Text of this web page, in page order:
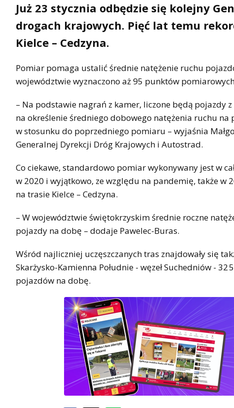
Już 23 stycznia odbędzie się kolejny
drogach krajowych. Pięć lat temu
Kielce – Cedzyna.
Pomiar pomaga ustalić średnie natężenie ruchu
województwie wyznaczono aż 95 punktów
– Na podstawie nagrań z kamer, liczone będą pojazdy
na określenie średniego dobowego natężenia ruchu
w stosunku do poprzedniego pomiaru – wyjaśnia
Generalnej Dyrekcji Dróg Krajowych i Autostrad.
Co ciekawe, standardowo pomiar wykonywany jest w
w 2020 i wyjątkowo, ze względu na pandemię, także w
na trasie Kielce – Cedzyna.
– W województwie świętokrzyskim średnie roczne
pojazdy na dobę – dodaje Pawelec-Buras.
Wśród najliczniej uczęszczanych tras znajdowały się
Skarżysko-Kamienna Południe - węzeł Suchedniów -
pojazdów na dobę.